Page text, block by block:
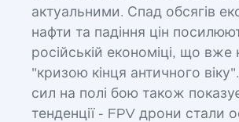
актуальними. Спад обсягів
нафти та падіння цін
російській економіці, що вже
"кризою кінця античного
сил на полі бою також
тенденції - FPV дрони стали